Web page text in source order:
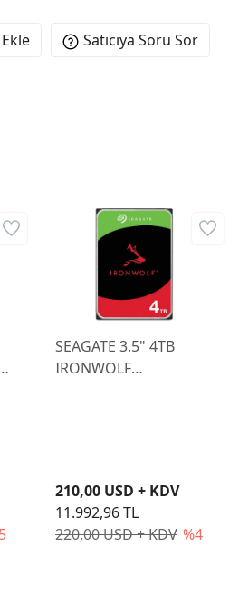
Satıcıya Soru Sor
SEAGATE 3.5" 4TB
IRONWOLF
220,00 USD + KDV %4
210,00 USD + KDV
11.992,96 TL